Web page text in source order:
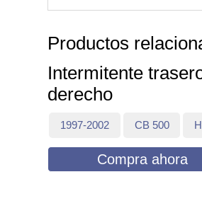
Productos
Intermitente
derecho
1997-2002 CB 500
Compra ahora